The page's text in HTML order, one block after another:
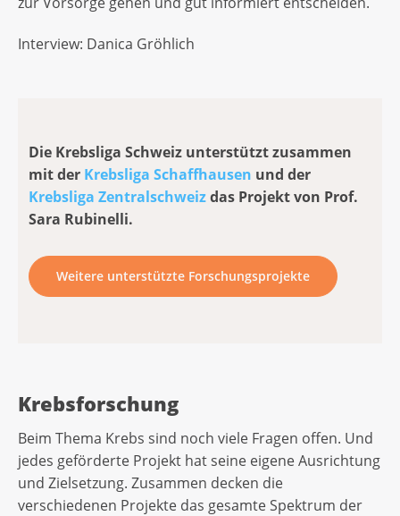
Interview: Danica Gröhlich
Die Krebsliga Schweiz unterstützt zusammen
mit der Krebsliga Schaffhausen und der
Krebsliga Zentralschweizdas Projekt von Prof.
Sara Rubinelli.
Weitere unterstützte Forschungsprojekte
Krebsforschung
Beim Thema Krebs sind noch viele Fragen offen. Und
jedes geförderte Projekt hat seine eigene Ausrichtung
und Zielsetzung. Zusammen decken die
verschiedenen Projekte das gesamte Spektrum der